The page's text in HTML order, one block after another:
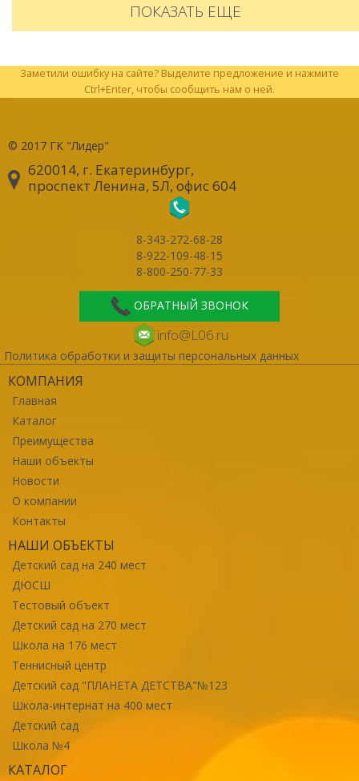
ПОКАЗАТЬ ЕЩЕ
Заметили ошибку на сайте? Выделите предложение и нажмите
Ctrl+Enter, чтобы сообщить нам о ней.
© 2017 ГК "Лидер"
620014, г. Екатеринбург,
проспект Ленина, 5Л, офис 604
8-343-272-68-28
8-922-109-48-15
8-800-250-77-33
ОБРАТНЫЙ ЗВОНОК
info@L06.ru
Политика обработки и защиты персональных данных
КОМПАНИЯ
Главная
Каталог
Преимущества
Наши объекты
Новости
О компании
Контакты
НАШИ ОБЪЕКТЫ
Детский сад на 240 мест
ДЮСШ
Тестовый объект
Детский сад на 270 мест
Школа на 176 мест
Теннисный центр
Детский сад "ПЛАНЕТА ДЕТСТВА"№123
Школа-интернат на 400 мест
Детский сад
Школа №4
КАТАЛОГ